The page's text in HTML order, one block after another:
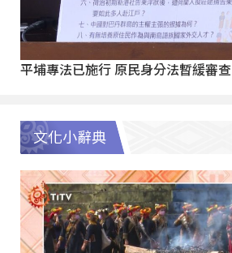
平埔專法已施行 原民身分法暫緩審查
文化小辭典